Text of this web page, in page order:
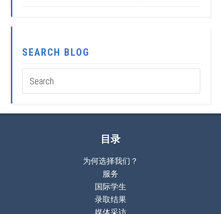
SEARCH BLOG
目录
为何选择我们？
服务
国际学生
录取结果